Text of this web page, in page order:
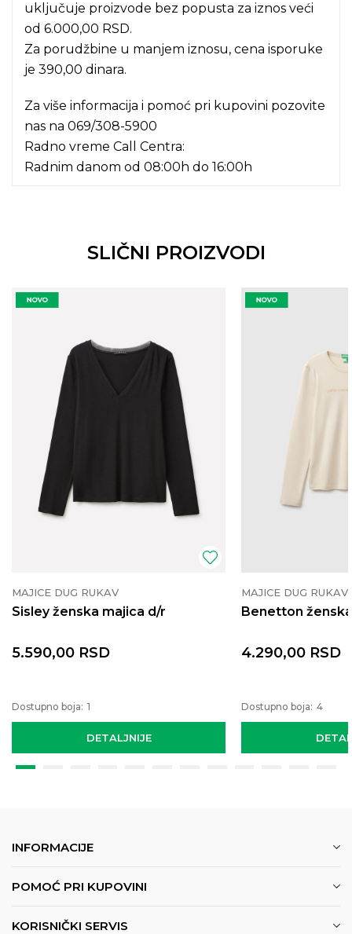
uključuje proizvode bez popusta za iznos veći
od 6.000,00 RSD.
Za porudžbine u manjem iznosu, cena isporuke
je 390,00 dinara.
Za više informacija i pomoć pri kupovini pozovite
nas na 069/308-5900
Radno vreme Call Centra:
Radnim danom od 08:00h do 16:00h
SLIČNI PROIZVODI
MAJICE DUG RUKAV
Sisley ženska majica d/r
DETALJNIJE
5.590,00 RSD
Dostupno boja: 1
MAJICE DUG RUKAV
Benetton
4.290,00 RSD
Dostupno boja: 4
INFORMACIJE
POMOĆ PRI KUPOVINI
KORISNIČKI SERVIS